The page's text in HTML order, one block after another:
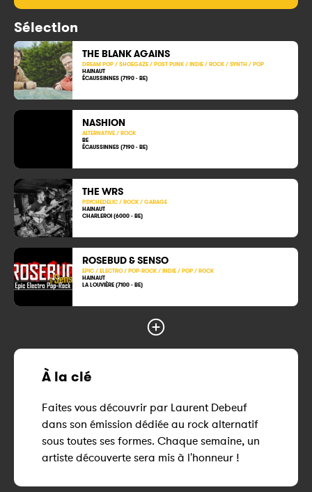
Sélection
THE BLANK AGAINS
DREAM POP / SHOEGAZE / POST PUNK / INDIE / ROCK / SYNTH / POP
HAINAUT
ÉCAUSSINNES (7190 - BE)
NASHION
ALTERNATIVE / ROCK
BE
ÉCAUSSINNES (7190 - BE)
THE WRS
PSYCHEDELIC / ROCK / GARAGE
HAINAUT
CHARLEROI (6000 - BE)
ROSEBUD & SENSO
EPIC / ELECTRO / POP-ROCK / INDIE / POP / ROCK
HAINAUT
LA LOUVIÈRE (7100 - BE)
À la clé
Faites vous découvrir par Laurent Debeuf
dans son émission dédiée au rock alternatif
sous toutes ses formes. Chaque semaine, un
artiste découverte sera mis à l'honneur !